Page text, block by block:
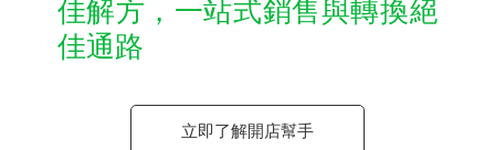
佳解方，一站式銷售與轉換絕
佳通路
立即了解開店幫手